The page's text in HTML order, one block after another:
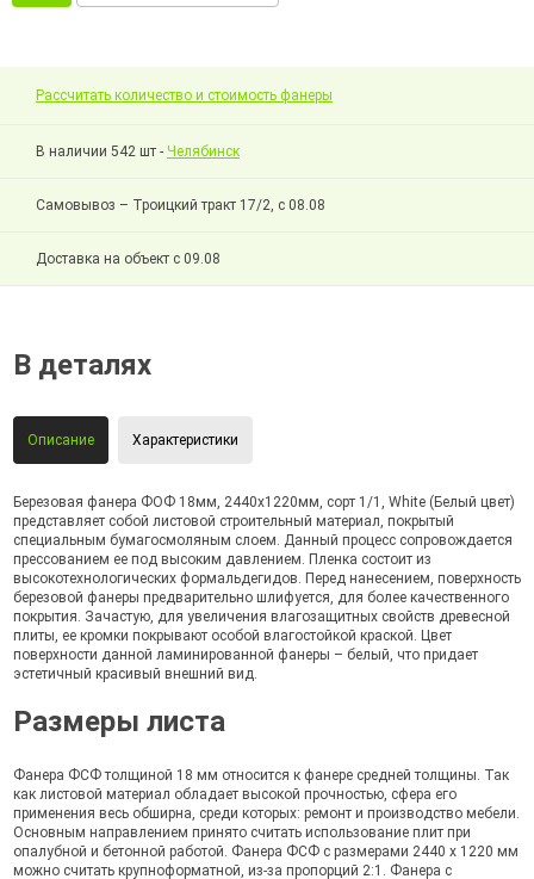
Рассчитать количество и стоимость фанеры
В наличии 542 шт - Челябинск
Самовывоз – Троицкий тракт 17/2, с 08.08
Доставка на объект с 09.08
В деталях
Описание Характеристики
Березовая фанера ФОФ 18мм, 2440х1220мм, сорт 1/1, White (Белый цвет)
представляет собой листовой строительный материал, покрытый
специальным бумагосмоляным слоем. Данный процесс сопровождается
прессованием ее под высоким давлением. Пленка состоит из
высокотехнологических формальдегидов. Перед нанесением, поверхность
березовой фанеры предварительно шлифуется, для более качественного
покрытия. Зачастую, для увеличения влагозащитных свойств древесной
плиты, ее кромки покрывают особой влагостойкой краской. Цвет
поверхности данной ламинированной фанеры – белый, что придает
эстетичный красивый внешний вид.
Размеры листа
Фанера ФСФ толщиной 18 мм относится к фанере средней толщины. Так
как листовой материал обладает высокой прочностью, сфера его
применения весь обширна, среди которых: ремонт и производство мебели.
Основным направлением принято считать использование плит при
опалубной и бетонной работой. Фанера ФСФ с размерами 2440 х 1220 мм
можно считать крупноформатной, из-за пропорций 2:1. Фанера с